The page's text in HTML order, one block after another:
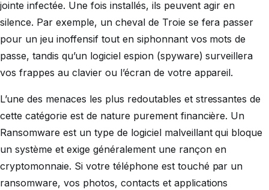
jointe infectée. Une fois installés, ils peuvent agir en
silence. Par exemple, un cheval de Troie se fera passer
pour un jeu inoffensif tout en siphonnant vos mots de
passe, tandis qu’un logiciel espion (spyware) surveillera
vos frappes au clavier ou l’écran de votre appareil.
L’une des menaces les plus redoutables et stressantes de
cette catégorie est de nature purement financière. Un
Ransomware est un type de logiciel malveillant qui bloque
un système et exige généralement une rançon en
cryptomonnaie. Si votre téléphone est touché par un
ransomware, vos photos, contacts et applications